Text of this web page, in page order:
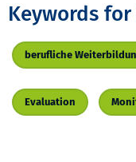
Keywords
berufliche
Evaluation